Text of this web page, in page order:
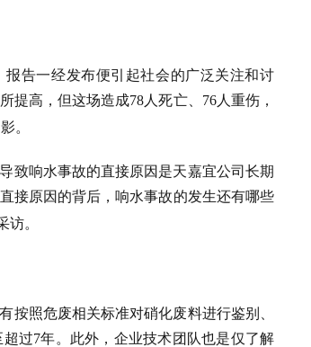
告一经发布便引起社会的广泛关注和讨
提高，但这场造成78人死亡、 76人重伤，
。
致响水事故的直接原因是天嘉宜公司长期
接原因的背后，响水事故的发生还有哪些
访。
按照危废相关标准对硝化废料进行鉴别、
超过7年。此外，企业技术团队也是仅了解